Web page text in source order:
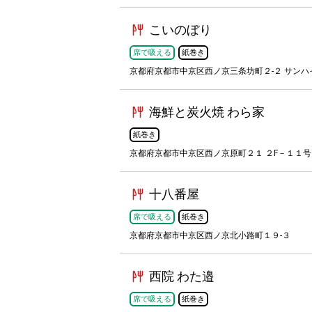
こいのぼり
席で吸える 紙巻き
京都府京都市中京区西ノ京三条坊町２-２ サンハ
海鮮と炭火焼 わら家
紙巻き
京都府京都市中京区西ノ京原町２１ ２F－１１号
十八番屋
席で吸える 紙巻き
京都府京都市中京区西ノ京北小路町１９-３
西院 わた邉
席で吸える 紙巻き